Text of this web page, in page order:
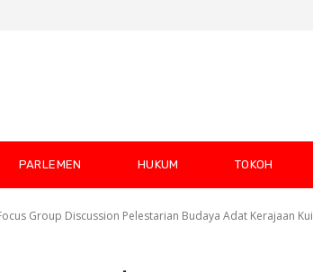
PARLEMEN HUKUM TOKOH
Group Discussion Pelestarian Budaya Adat Kerajaan Kui